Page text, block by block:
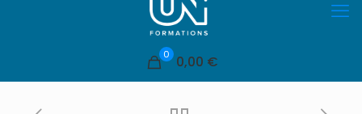
0 0,00 €